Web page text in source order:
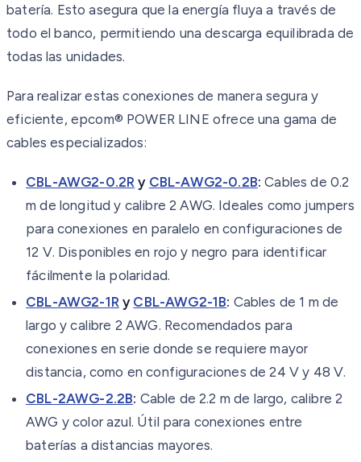
batería. Esto asegura que la energía fluya a través de
todo el banco, permitiendo una descarga equilibrada de
todas las unidades.
Para realizar estas conexiones de manera segura y
eficiente, epcom® POWER LINE ofrece una gama de
cables especializados:
CBL-AWG2-0.2R y CBL-AWG2-0.2B: Cables de 0.2
m de longitud y calibre 2 AWG. Ideales como jumpers
para conexiones en paralelo en configuraciones de
12 V. Disponibles en rojo y negro para identificar
fácilmente la polaridad.
CBL-AWG2-1R y CBL-AWG2-1B: Cables de 1 m de
largo y calibre 2 AWG. Recomendados para
conexiones en serie donde se requiere mayor
distancia, como en configuraciones de 24 V y 48 V.
CBL-2AWG-2.2B: Cable de 2.2 m de largo, calibre 2
AWG y color azul. Útil para conexiones entre
baterías a distancias mayores.